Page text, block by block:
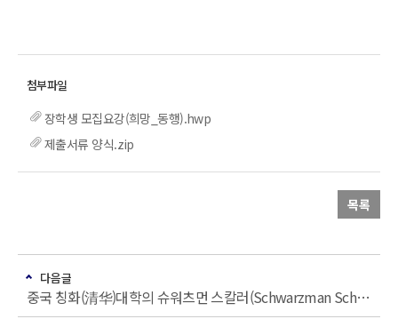
장학생 모집요강(희망_동행).hwp
제출서류 양식.zip
목록
다음글
중국 칭화(清华)대학의 슈워츠먼 스칼러(Schwarzman Scholars) 석사과정 장학 프로그램 안내